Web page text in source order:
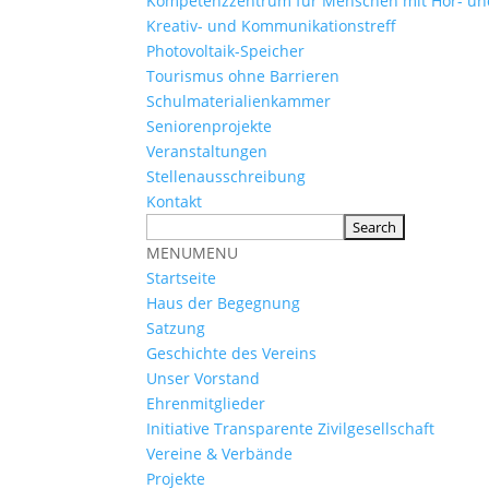
Kreativ- und Kommunikationstreff
Photovoltaik-Speicher
Tourismus ohne Barrieren
Schulmaterialienkammer
Seniorenprojekte
Veranstaltungen
Stellenausschreibung
Kontakt
MENUMENU
Startseite
Haus der Begegnung
Satzung
Geschichte des Vereins
Unser Vorstand
Ehrenmitglieder
Initiative Transparente Zivilgesellschaft
Vereine & Verbände
Projekte